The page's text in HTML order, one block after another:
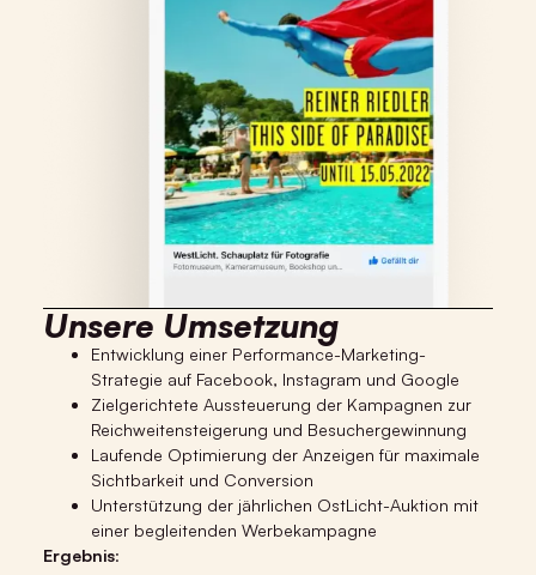
Unsere Umsetzung
Entwicklung einer Performance-Marketing-
Strategie auf Facebook, Instagram und Google
Zielgerichtete Aussteuerung der Kampagnen zur
Reichweitensteigerung und Besuchergewinnung
Laufende Optimierung der Anzeigen für maximale
Sichtbarkeit und Conversion
Unterstützung der jährlichen OstLicht-Auktion mit
einer begleitenden Werbekampagne
Ergebnis: